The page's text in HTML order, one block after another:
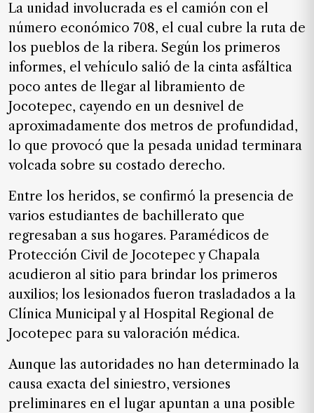
Contáctanos
Anúnciate
con
nosotros
Videos
de
noticias
FAQ
La unidad involucrada es el camión con el
número económico 708, el cual cubre la ruta de
los pueblos de la ribera. Según los primeros
informes, el vehículo salió de la cinta asfáltica
poco antes de llegar al libramiento de
Jocotepec, cayendo en un desnivel de
aproximadamente dos metros de profundidad,
lo que provocó que la pesada unidad terminara
volcada sobre su costado derecho.
Entre los heridos, se confirmó la presencia de
varios estudiantes de bachillerato que
regresaban a sus hogares. Paramédicos de
Protección Civil de Jocotepec y Chapala
acudieron al sitio para brindar los primeros
auxilios; los lesionados fueron trasladados a la
Clínica Municipal y al Hospital Regional de
Jocotepec para su valoración médica.
Aunque las autoridades no han determinado la
causa exacta del siniestro, versiones
preliminares en el lugar apuntan a una posible